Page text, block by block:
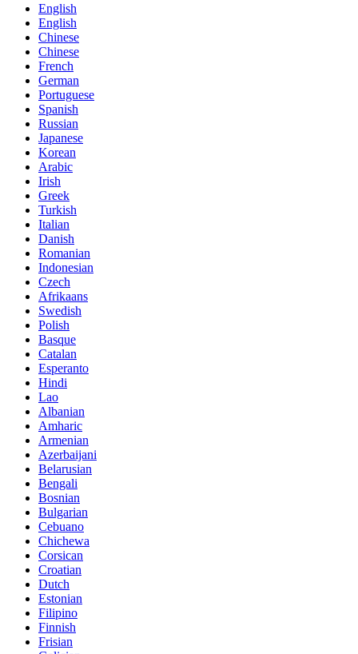
English
English
Chinese
Chinese
French
German
Portuguese
Spanish
Russian
Japanese
Korean
Arabic
Irish
Greek
Turkish
Italian
Danish
Romanian
Indonesian
Czech
Afrikaans
Swedish
Polish
Basque
Catalan
Esperanto
Hindi
Lao
Albanian
Amharic
Armenian
Azerbaijani
Belarusian
Bengali
Bosnian
Bulgarian
Cebuano
Chichewa
Corsican
Croatian
Dutch
Estonian
Filipino
Finnish
Frisian